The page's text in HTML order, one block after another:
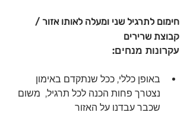
חימום לתרגיל שני ומעלה לאותו אזור /
קבוצת שרירים
עקרונות מנחים:
באופן כללי, ככל שנתקדם באימון
נצטרך פחות הכנה לכל תרגיל,  משום
שכבר עבדנו על האזור